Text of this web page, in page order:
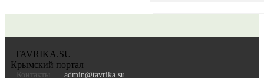
TAVRIKA.SU
Крымский портал
Контакты
admin@tavrika.su